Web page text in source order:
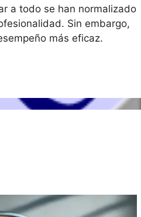
a todo se han normalizado
Sin embargo,
más eficaz.